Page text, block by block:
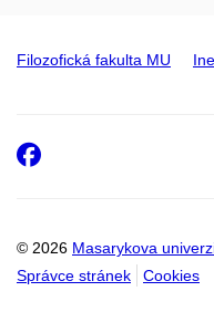
Filozofická fakulta MU
© 2026 Masarykova
Správce stránek
Cookies
Facebook